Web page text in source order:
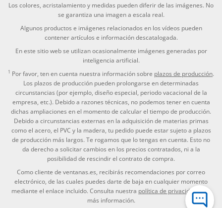
Los colores, acristalamiento y medidas pueden diferir de las imágenes. No
se garantiza una imagen a escala real.
Algunos productos e imágenes relacionados en los vídeos pueden
contener artículos e información descatalogada.
En este sitio web se utilizan ocasionalmente imágenes generadas por
inteligencia artificial.
1 Por favor, ten en cuenta nuestra información sobre plazos de producción.
Los plazos de producción pueden prolongarse en determinadas
circunstancias (por ejemplo, diseño especial, periodo vacacional de la
empresa, etc.). Debido a razones técnicas, no podemos tener en cuenta
dichas ampliaciones en el momento de calcular el tiempo de producción.
Debido a circunstancias externas en la adquisición de materias primas
como el acero, el PVC y la madera, tu pedido puede estar sujeto a plazos
de producción más largos. Te rogamos que lo tengas en cuenta. Esto no
da derecho a solicitar cambios en los precios contratados, ni a la
posibilidad de rescindir el contrato de compra.
Como cliente de ventanas.es, recibirás recomendaciones por correo
electrónico, de las cuales puedes darte de baja en cualquier momento
mediante el enlace incluido. Consulta nuestra política de privacidadpara
más información.